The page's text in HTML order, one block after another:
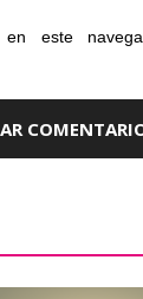
este